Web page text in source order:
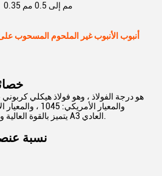
0.35 مم إلى 0.5 مم
خصائص
C45.يتميز بالقوة العالية ومقاومة التشوه من فولاذ A3 العادي.
نسبة